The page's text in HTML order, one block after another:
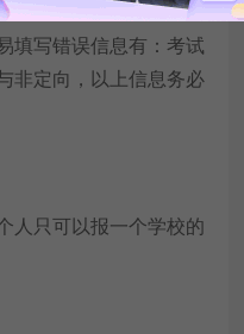
写错误信息有：考试
非定向，以上信息务必
只可以报一个学校的